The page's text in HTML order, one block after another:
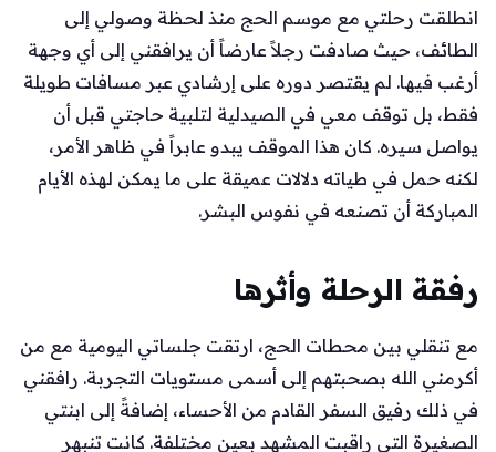
انطلقت رحلتي مع موسم الحج منذ لحظة وصولي إلى
الطائف، حيث صادفت رجلاً عارضاً أن يرافقني إلى أي وجهة
أرغب فيها. لم يقتصر دوره على إرشادي عبر مسافات طويلة
فقط، بل توقف معي في الصيدلية لتلبية حاجتي قبل أن
يواصل سيره. كان هذا الموقف يبدو عابراً في ظاهر الأمر،
لكنه حمل في طياته دلالات عميقة على ما يمكن لهذه الأيام
المباركة أن تصنعه في نفوس البشر.
رفقة الرحلة وأثرها
مع تنقلي بين محطات الحج، ارتقت جلساتي اليومية مع من
أكرمني الله بصحبتهم إلى أسمى مستويات التجربة. رافقني
في ذلك رفيق السفر القادم من الأحساء، إضافةً إلى ابنتي
الصغيرة التي راقبت المشهد بعينٍ مختلفة. كانت تنبهر